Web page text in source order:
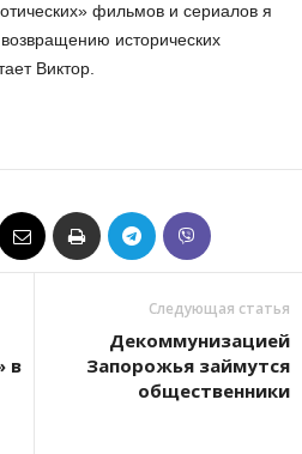
фильмов и сериалов я
исторических
Виктор.
в
Следующая статья
Декоммунизацией
Запорожья займутся
общественники